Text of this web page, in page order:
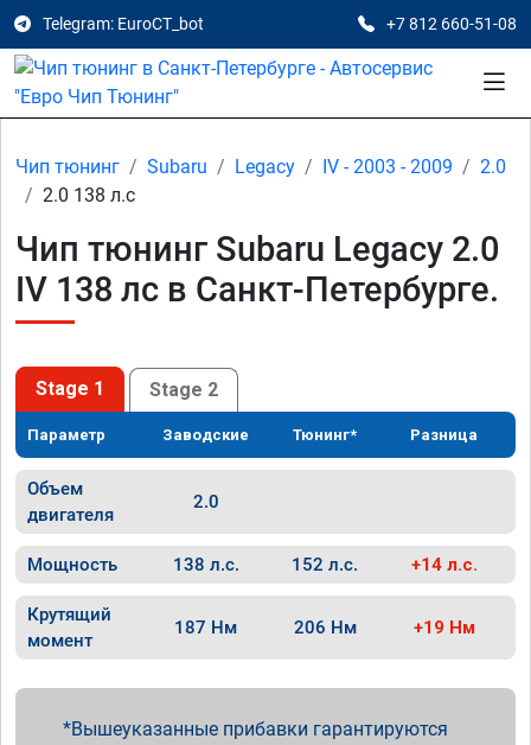
Telegram: EuroCT_bot +7 812 660-51-08
Чип тюнинг Subaru Legacy IV - 2003 - 2009
2.0
2.0 138 л.с
Чип тюнинг Subaru Legacy 2.0
IV 138 лс в Санкт-Петербурге.
Stage 1 Stage 2
Параметр Заводские Тюнинг* Разница
Объем
двигателя
2.0
Мощность 138 л.с. 152 л.с. +14 л.с.
Крутящий
момент
187 Нм 206 Нм +19 Нм
Вышеуказанные прибавки гарантируются